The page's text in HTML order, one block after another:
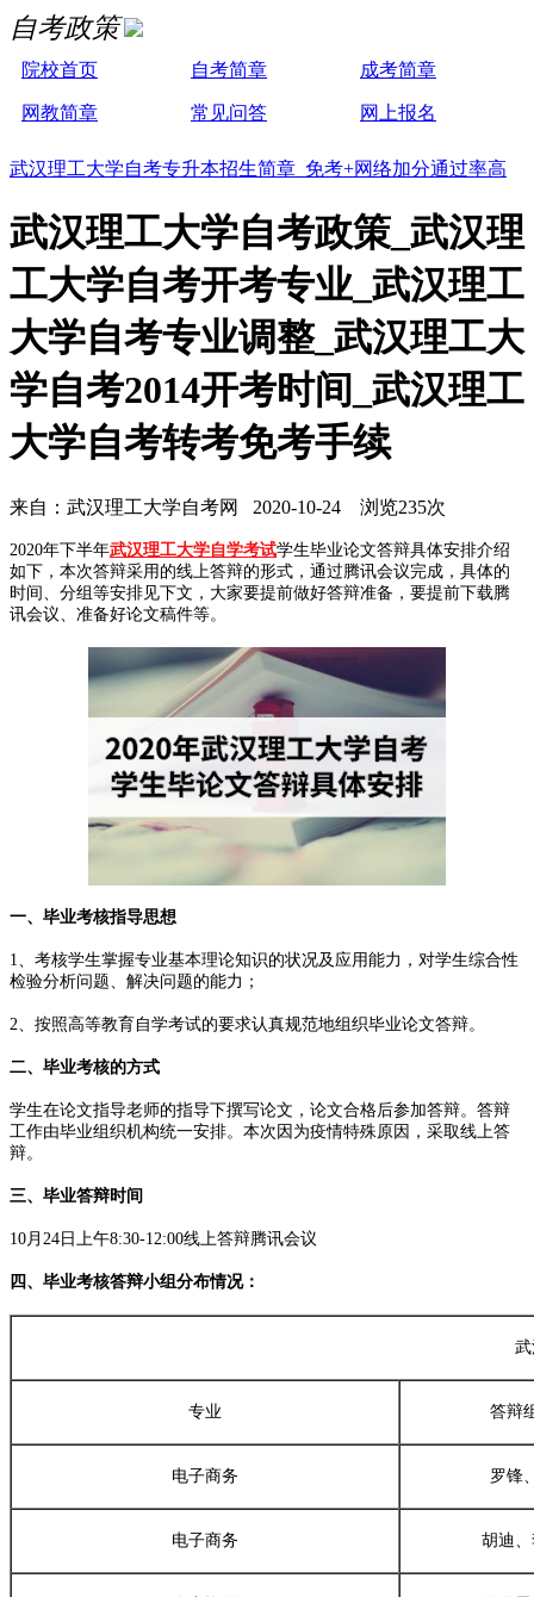
自考政策
院校首页 自考简章 成考简章
网教简章 常见问答 网上报名
武汉理工大学自考专升本招生简章 免考+网络加分通过率高
武汉理工大学自考政策_武汉理
工大学自考开考专业_武汉理工
大学自考专业调整_武汉理工大
学自考2014开考时间_武汉理工
大学自考转考免考手续
来自：武汉理工大学自考网 2020-10-24 浏览235次
2020年下半年武汉理工大学自学考试学生毕业论文答辩具体安排介绍
如下，本次答辩采用的线上答辩的形式，通过腾讯会议完成，具体的
时间、分组等安排见下文，大家要提前做好答辩准备，要提前下载腾
讯会议、准备好论文稿件等。
一、毕业考核指导思想
1、考核学生掌握专业基本理论知识的状况及应用能力，对学生综合性
检验分析问题、解决问题的能力；
2、按照高等教育自学考试的要求认真规范地组织毕业论文答辩。
二、毕业考核的方式
学生在论文指导老师的指导下撰写论文，论文合格后参加答辩。答辩
工作由毕业组织机构统一安排。本次因为疫情特殊原因，采取线上答
辩。
三、毕业答辩时间
10月24日上午8:30-12:00线上答辩腾讯会议
四、毕业考核答辩小组分布情况：
专业 答辩
电子商务 罗锋
电子商务 胡迪